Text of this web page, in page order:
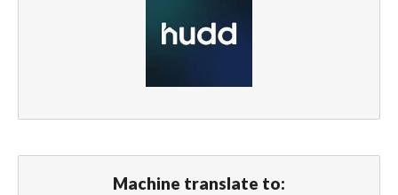
Machine translate to: